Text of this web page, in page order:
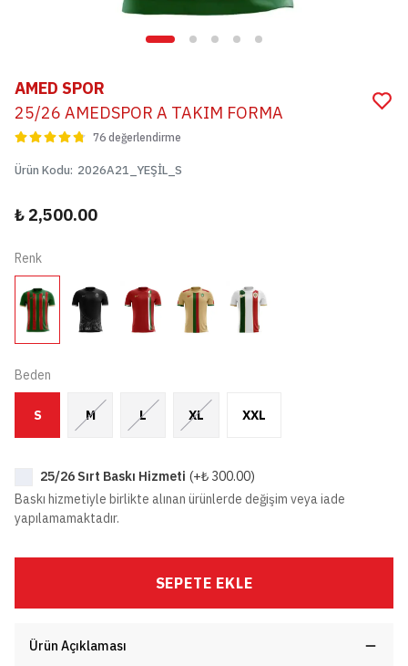
AMED SPOR
25/26 AMEDSPOR A TAKIM FORMA
76 değerlendirme
Ürün Kodu: 2026A21_YEŞİL_S
₺ 2,500.00
Renk
Beden
S M L XL XXL
25/26 Sırt Baskı Hizmeti (+₺ 300.00)
Baskı hizmetiyle birlikte alınan ürünlerde değişim veya iade
yapılamamaktadır.
SEPETE EKLE
Ürün Açıklaması